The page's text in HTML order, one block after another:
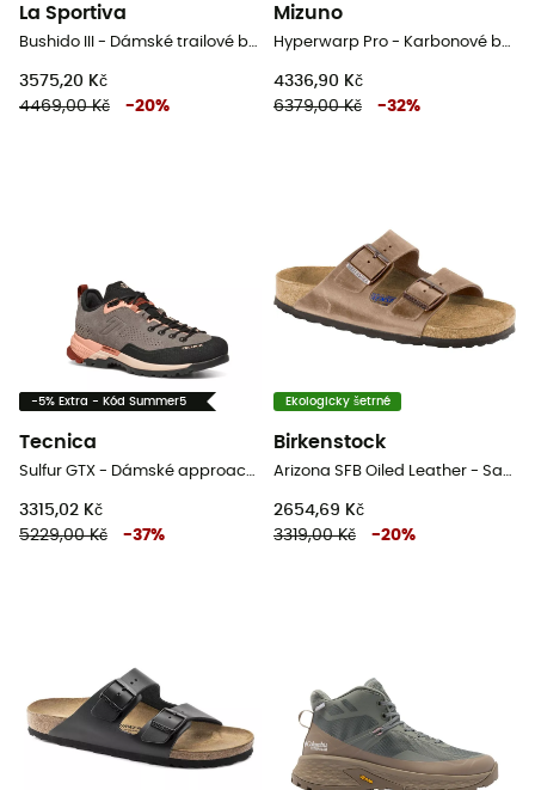
La Sportiva
Bushido III - Dámské trailové běžecké boty
3575,20 Kč
4469,00 Kč
-20%
Mizuno
Hyperwarp Pro - Karbonové běžecké boty
4336,90 Kč
6379,00 Kč
-32%
-5% Extra - Kód Summer5
Tecnica
Sulfur GTX - Dámské approach boty
3315,02 Kč
5229,00 Kč
-37%
Ekologicky šetrné
Birkenstock
Arizona SFB Oiled Leather - Sandály
2654,69 Kč
3319,00 Kč
-20%